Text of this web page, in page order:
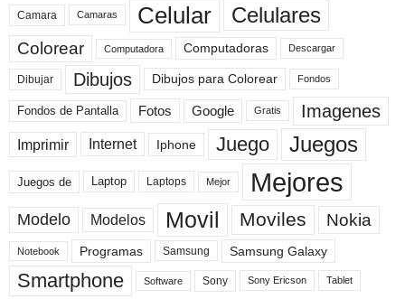
Camara Camaras Celular Celulares
Colorear Computadora Computadoras Descargar
Dibujar Dibujos Dibujos para Colorear Fondos
Fondos de Pantalla Fotos Google Gratis Imagenes
Imprimir Internet Iphone Juego Juegos
Juegos de Laptop Laptops Mejor Mejores
Modelo Modelos Movil Moviles Nokia
Notebook Programas Samsung Samsung Galaxy
Smartphone Software Sony Sony Ericson Tablet